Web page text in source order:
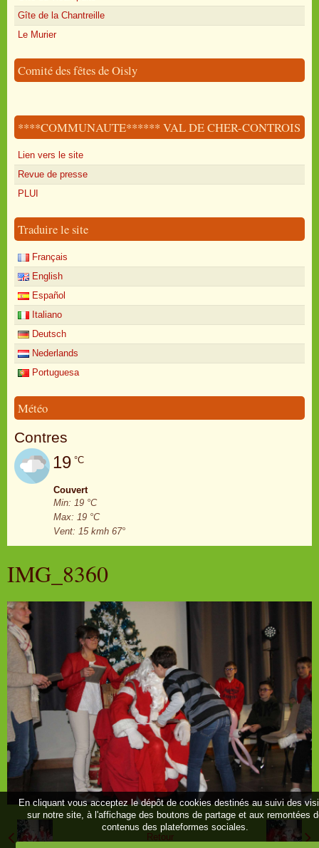
Gîte de la Chantreille
Le Murier
Comité des fêtes de Oisly
****COMMUNAUTE****** VAL DE CHER-CONTROIS
Lien vers le site
Revue de presse
PLUI
Traduire le site
Français
English
Español
Italiano
Deutsch
Nederlands
Portuguesa
Météo
Contres
19 °C
Couvert
Min: 19 °C
Max: 19 °C
Vent: 15 kmh 67°
IMG_8360
Retour
En cliquant vous acceptez le dépôt de cookies destinés au suivi des
sur notre site, à l'affichage des boutons de partage et aux remontées
contenus des plateformes sociales.